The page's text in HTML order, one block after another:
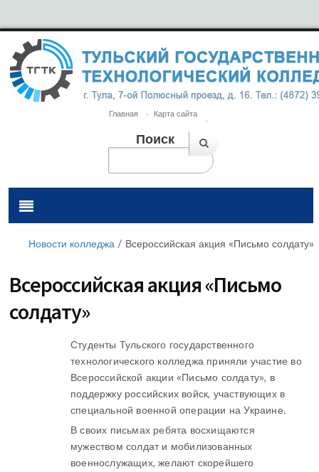
Главная Карта сайта
Поиск
Новости колледжа / Всероссийская акция «Письмо солдату»
Всероссийская акция «Письмо
солдату»
Студенты Тульского государственного
технологического колледжа приняли участие во
Всероссийской акции «Письмо солдату», в
поддержку российских войск, участвующих в
специальной военной операции на Украине.
В своих письмах ребята восхищаются
мужеством солдат и мобилизованных
военнослужащих, желают скорейшего